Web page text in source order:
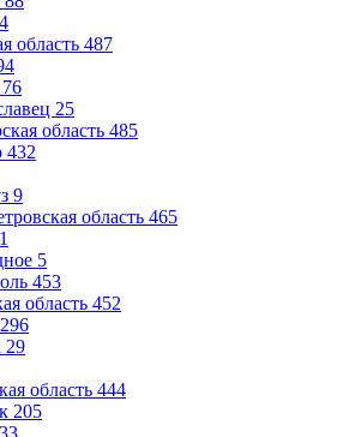
область 487
76
25
область 485
432
9
область 465
5
453
область 452
296
29
область 444
205
33